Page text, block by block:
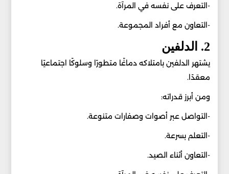
-التعرف على نفسه في المرآة.
-التعاون مع أفراد المجموعة.
2. الدلفين
يشتهر الدلفين بامتلاكه دماغًا متطورًا وسلوكًا اجتماعيًا
معقدًا.
ومن أبرز قدراته:
-التواصل عبر أصوات وصفارات متنوعة.
-التعلم بسرعة.
-التعاون أثناء الصيد.